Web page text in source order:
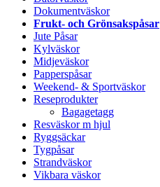
Dokumentväskor
Frukt- och Grönsakspåsar
Jute Påsar
Kylväskor
Midjeväskor
Papperspåsar
Weekend- & Sportväskor
Reseprodukter
Bagagetagg
Resväskor m hjul
Ryggsäckar
Tygpåsar
Strandväskor
Vikbara väskor